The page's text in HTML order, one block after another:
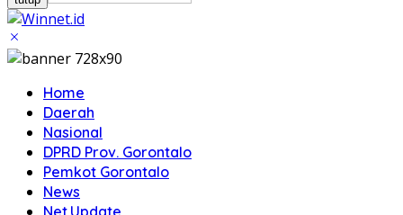
Home
Daerah
Nasional
DPRD Prov. Gorontalo
Pemkot Gorontalo
News
Net.Update